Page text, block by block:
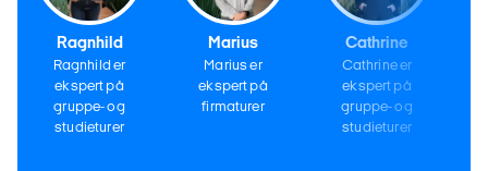
Ragnhild
Ragnhild er
ekspert på
gruppe- og
studieturer
Marius
Marius er
ekspert på
firmaturer
Cathrine
Cathrine er
ekspert på
gruppe- og
studieturer